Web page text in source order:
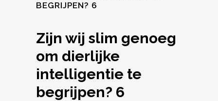
BEGRIJPEN? 6
Zijn wij slim genoeg
om dierlijke
intelligentie te
begrijpen? 6